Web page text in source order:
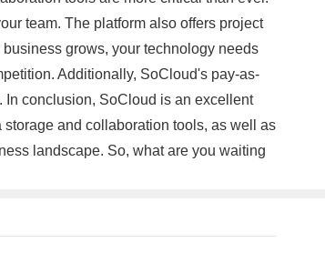
team. The platform also offers project
grows, your technology needs
Additionally, SoCloud's pay-as-
In conclusion, SoCloud is an excellent
and collaboration tools, as well as
landscape. So, what are you waiting